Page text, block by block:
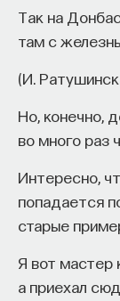
Так на
там с
(И.
Но, конечно,
во много раз
Интересно,
попадается
старые
Я вот мастер
а приехал
усмотрению,
из
цензуры».
С другой
вопрос: что
объяснить
на самом
он
истории, в
он часто